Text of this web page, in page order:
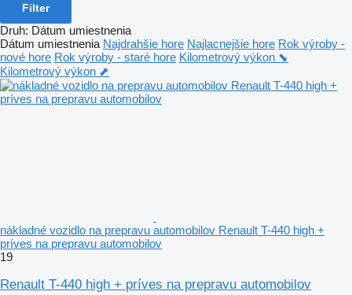
Filter
Druh: Dátum umiestnenia
Dátum umiestnenia Najdrahšie hore Najlacnejšie hore Rok výroby -
nové hore Rok výroby - staré hore Kilometrový výkon ⬊
Kilometrový výkon ⬈
nákladné vozidlo na prepravu automobilov Renault T-440 high +
príves na prepravu automobilov
19
Renault T-440 high + príves na prepravu automobilov